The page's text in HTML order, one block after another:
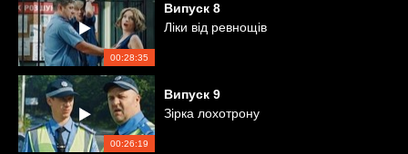
00:28:35
Випуск 8
Ліки від ревнощів
00:26:19
Випуск 9
Зірка лохотрону